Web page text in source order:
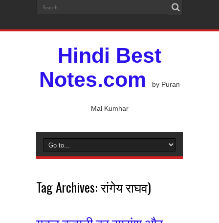
Hindi Best
Notes.com
by Puran
Mal Kumhar
Tag Archives:रांगेय राघव)